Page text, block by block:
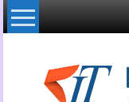
Lompat
ke